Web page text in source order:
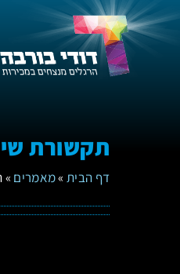
תקשורת
דף הבית»מאמרים »